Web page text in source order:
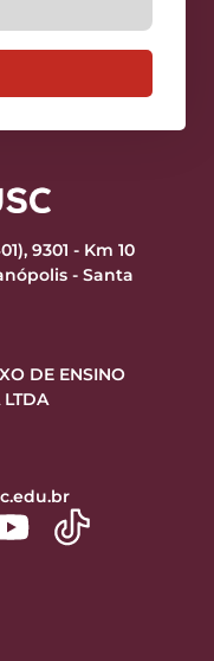
9301 - Km 10
- Santa
DE ENSINO
LTDA